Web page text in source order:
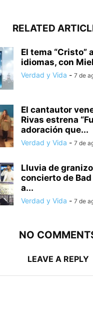
RELATED
El tema “Cristo”
idiomas, con
Verdad y Vida - 7 de
El cantautor
Rivas estrena
adoración que...
Verdad y Vida - 7 de
Lluvia de
concierto de
a...
Verdad y Vida - 7 de
NO
LEAVE A REPLY